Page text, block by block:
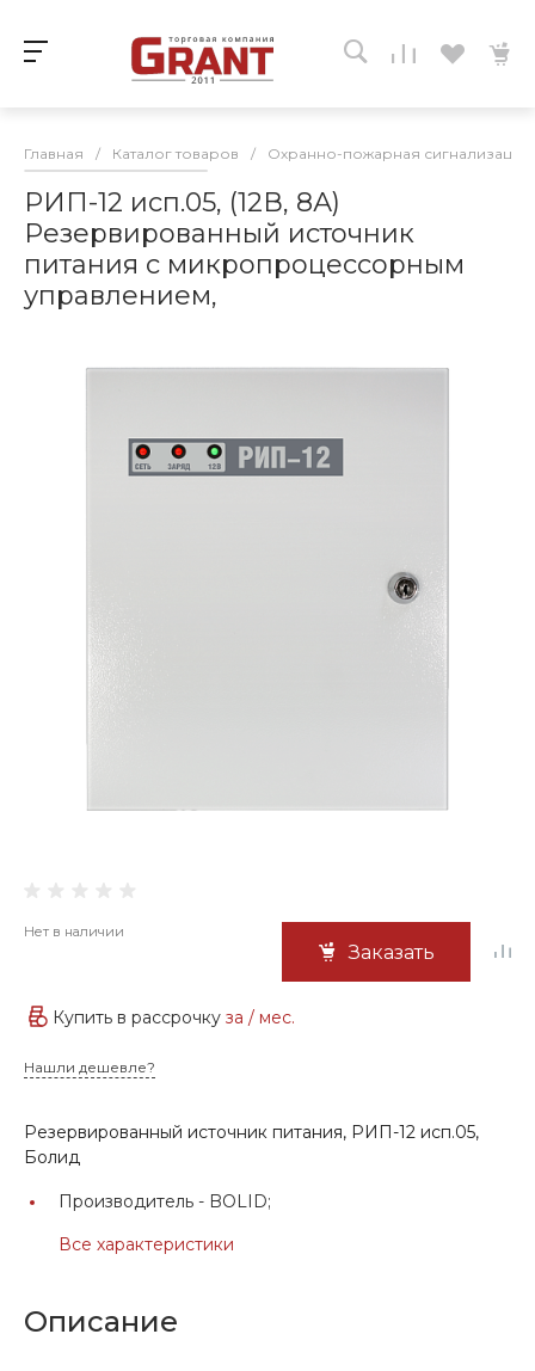
Главная / Каталог товаров / Охранно-пожарная сигнализация
РИП-12 исп.05, (12В, 8А)
Резервированный источник
питания с микропроцессорным
управлением,
Нет в наличии
Заказать
Купить в рассрочку за / мес.
Нашли дешевле?
Резервированный источник питания, РИП-12 исп.05,
Болид
Производитель - BOLID;
Все характеристики
Описание